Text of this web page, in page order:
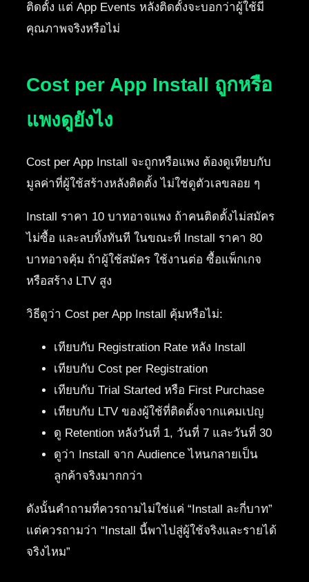
ติดตั้ง แต่ App Events หลังติดตั้งจะบอกว่าผู้ใช้มี
คุณภาพจริงหรือไม่
Cost per App Install ถูกหรือ
แพงดูยังไง
Cost per App Install จะถูกหรือแพง ต้องดูเทียบกับ
มูลค่าที่ผู้ใช้สร้างหลังติดตั้ง ไม่ใช่ดูตัวเลขลอย ๆ
Install ราคา 10 บาทอาจแพง ถ้าคนติดตั้งไม่สมัคร
ไม่ซื้อ และลบทิ้งทันที ในขณะที่ Install ราคา 80
บาทอาจคุ้ม ถ้าผู้ใช้สมัคร ใช้งานต่อ ซื้อแพ็กเกจ
หรือสร้าง LTV สูง
วิธีดูว่า Cost per App Install คุ้มหรือไม่:
เทียบกับ Registration Rate หลัง Install
เทียบกับ Cost per Registration
เทียบกับ Trial Started หรือ First Purchase
เทียบกับ LTV ของผู้ใช้ที่ติดตั้งจากแคมเปญ
ดู Retention หลังวันที่ 1, วันที่ 7 และวันที่ 30
ดูว่า Install จาก Audience ไหนกลายเป็น
ลูกค้าจริงมากกว่า
ดังนั้นคำถามที่ควรถามไม่ใช่แค่ “Install ละกี่บาท”
แต่ควรถามว่า “Install นี้พาไปสู่ผู้ใช้จริงและรายได้
จริงไหม”